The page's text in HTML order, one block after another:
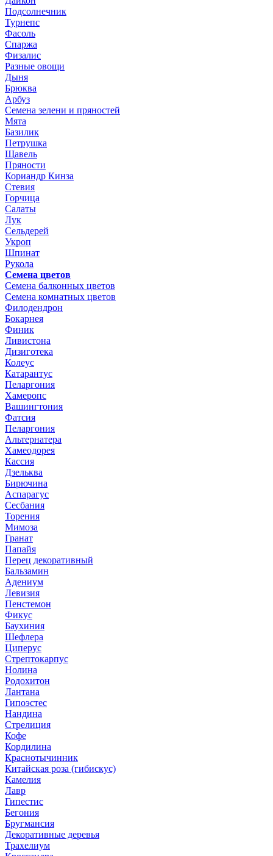
Подсолнечник
Турнепс
Фасоль
Спаржа
Физалис
Разные овощи
Дыня
Брюква
Арбуз
Семена зелени и пряностей
Мята
Базилик
Петрушка
Щавель
Пряности
Кориандр Кинза
Стевия
Горчица
Салаты
Лук
Сельдерей
Укроп
Шпинат
Рукола
Семена цветов
Семена балконных цветов
Семена комнатных цветов
Филодендрон
Бокарнея
Финик
Ливистона
Дизиготека
Колеус
Катарантус
Пеларгония
Хамеропс
Вашингтония
Фатсия
Пеларгония
Альтернатера
Хамеодорея
Кассия
Дзельква
Бирючина
Аспарагус
Сесбания
Торения
Мимоза
Гранат
Папайя
Перец декоративный
Бальзамин
Адениум
Левизия
Пенстемон
Фикус
Баухиния
Шефлера
Циперус
Стрептокарпус
Нолина
Родохитон
Лантана
Гипоэстес
Нандина
Стрелиция
Кофе
Кордилина
Краснотычинник
Китайская роза (гибискус)
Камелия
Лавр
Гипестис
Бегония
Бругмансия
Декоративные деревья
Трахелиум